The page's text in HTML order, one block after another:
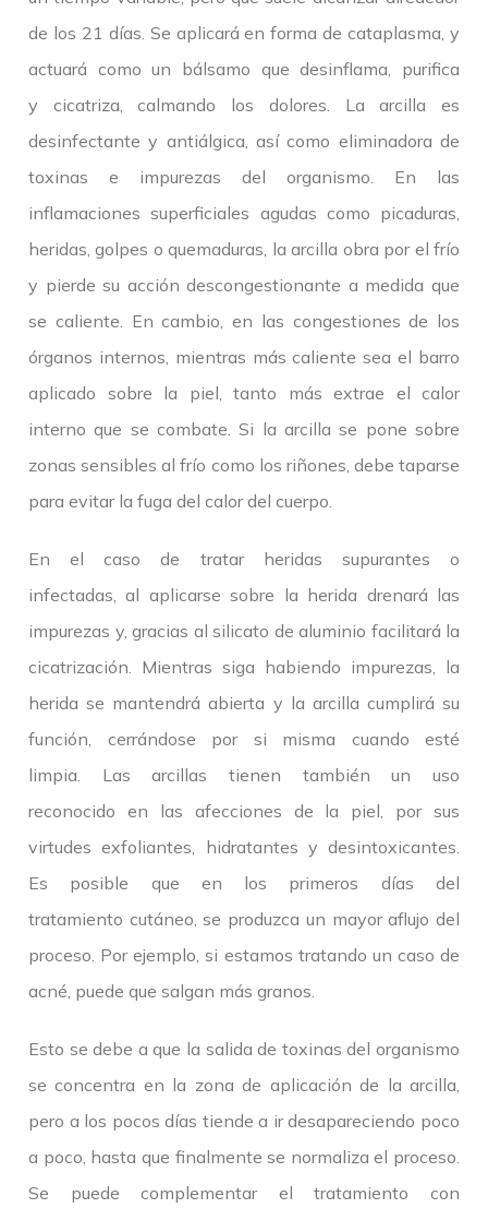
de los 21 días. Se aplicará en forma de cataplasma, y
actuará como un bálsamo que desinflama, purifica
y cicatriza, calmando los dolores. La arcilla es
desinfectante y antiálgica, así como eliminadora de
toxinas e impurezas del organismo. En las
inflamaciones superficiales agudas como picaduras,
heridas, golpes o quemaduras, la arcilla obra por el frío
y pierde su acción descongestionante a medida que
se caliente. En cambio, en las congestiones de los
órganos internos, mientras más caliente sea el barro
aplicado sobre la piel, tanto más extrae el calor
interno que se combate. Si la arcilla se pone sobre
zonas sensibles al frío como los riñones, debe taparse
para evitar la fuga del calor del cuerpo.
En el caso de tratar heridas supurantes o
infectadas, al aplicarse sobre la herida drenará las
impurezas y, gracias al silicato de aluminio facilitará la
cicatrización. Mientras siga habiendo impurezas, la
herida se mantendrá abierta y la arcilla cumplirá su
función, cerrándose por si misma cuando esté
limpia. Las arcillas tienen también un uso
reconocido en las afecciones de la piel, por sus
virtudes exfoliantes, hidratantes y desintoxicantes.
Es posible que en los primeros días del
tratamiento cutáneo, se produzca un mayor aflujo del
proceso. Por ejemplo, si estamos tratando un caso de
acné, puede que salgan más granos.
Esto se debe a que la salida de toxinas del organismo
se concentra en la zona de aplicación de la arcilla,
pero a los pocos días tiende a ir desapareciendo poco
a poco, hasta que finalmente se normaliza el proceso.
Se puede complementar el tratamiento con